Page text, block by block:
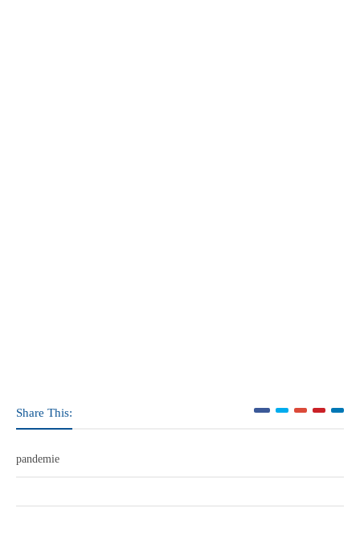
Share This:
pandemie